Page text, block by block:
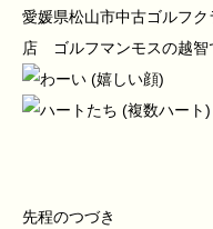
愛媛県松山市中古ゴルフ
店 ゴルフマンモスの越智
先程のつづき